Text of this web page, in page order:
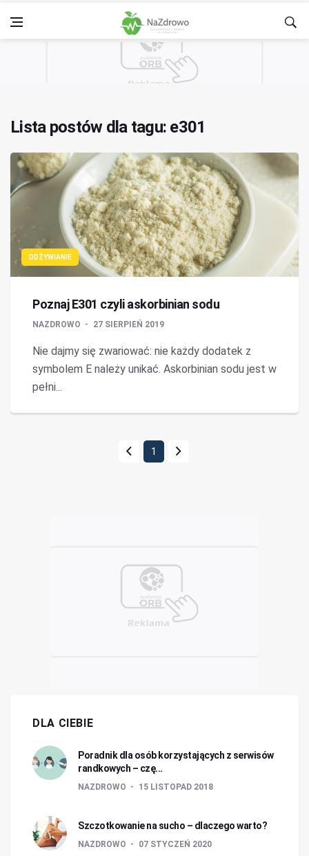
Lista postów dla tagu: e301
ODŻYWIANIE
Poznaj E301 czyli askorbinian sodu
NAZDROWO 27 SIERPIEŃ 2019
Nie dajmy się zwariować: nie każdy dodatek z
symbolem E należy unikać. Askorbinian sodu jest w
pełni...
1
DLA CIEBIE
Poradnik dla osób korzystających z serwisów
randkowych – czę...
NAZDROWO 15 LISTOPAD 2018
Szczotkowanie na sucho – dlaczego warto?
NAZDROWO 07 STYCZEŃ 2020